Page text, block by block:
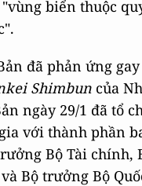
biển thuộc
đã phản ứng
Shimbun của
ngày 29/1 đã tổ
với thành phần
Bộ Tài chính,
Bộ trưởng Bộ